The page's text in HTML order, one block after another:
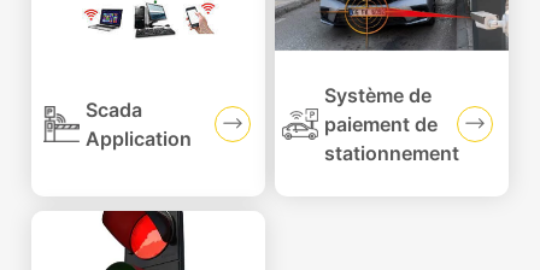
Scada
Application
Système de
paiement de
stationnement